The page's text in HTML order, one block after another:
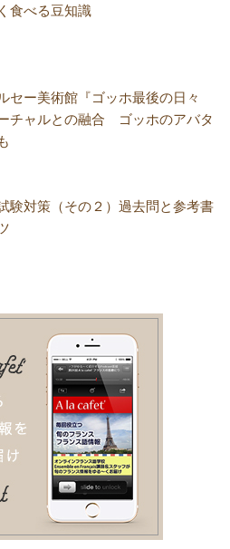
食べる豆知識
セー美術館『ゴッホ最後の日々
チャルとの融合 ゴッホのアバタ
験対策（その２）過去問と参考書